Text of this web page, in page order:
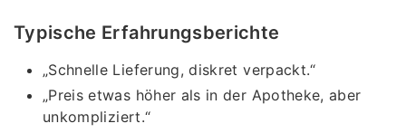
Typische Erfahrungsberichte
„Schnelle Lieferung, diskret verpackt.“
„Preis etwas höher als in der Apotheke, aber
unkompliziert.“